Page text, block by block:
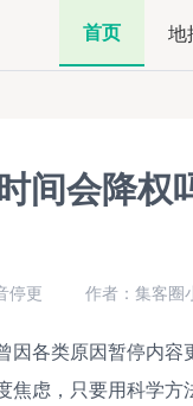
首页 地
间会降权
停更 作者：集客圈
因各类原因暂停内
焦虑，只要用科学